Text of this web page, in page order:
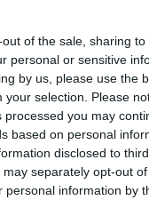
of the sale, sharing
personal or sensitive
by us, please use the
your selection. Please
processed you may
based on personal
disclosed to
separately opt-out
personal information by
2016
Μουσική
όλων των